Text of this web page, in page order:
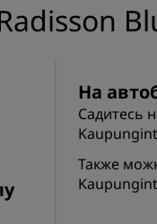
На
Садитесь
Также